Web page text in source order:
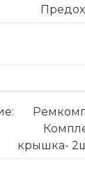
крышка-